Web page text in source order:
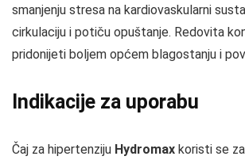
smanjenju stresa na kardiovaskularni
cirkulaciju i potiču opuštanje. Redovita
pridonijeti boljem općem blagostanju i
Indikacije za uporabu
Čaj za hipertenziju Hydromax koristi se